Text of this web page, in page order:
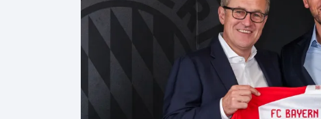
Curling
Dostihy
Florbal
Futsal